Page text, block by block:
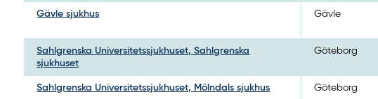
Gävle sjukhus Gävle
Sahlgrenska Universitetssjukhuset, Sahlgrenska
sjukhuset
Göteborg
Sahlgrenska Universitetssjukhuset, Mölndals sjukhus Göteborg